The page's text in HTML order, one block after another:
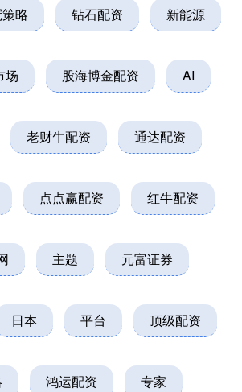
略 钻石配资 新能源
场 股海博金配资 AI
老财牛配资 通达配资
点点赢配资 红牛配资
主题 元富证券
日本 平台 顶级配资
鸿运配资 专家